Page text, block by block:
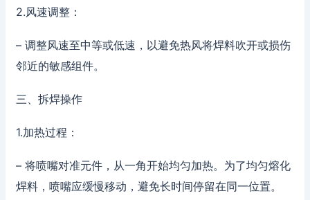
2.风速调整：
– 调整风速至中等或低速，以避免热风将焊料吹开或损伤
邻近的敏感组件。
三、拆焊操作
1.加热过程：
– 将喷嘴对准元件，从一角开始均匀加热。为了均匀熔化
焊料，喷嘴应缓慢移动，避免长时间停留在同一位置。